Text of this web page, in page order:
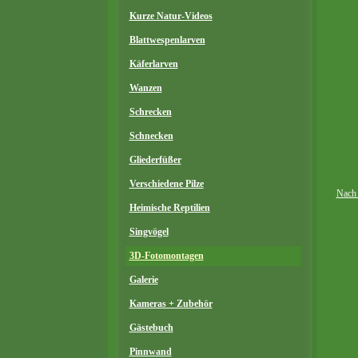
Kurze Natur-Videos
Blattwespenlarven
Käferlarven
Wanzen
Schrecken
Schnecken
Gliederfüßer
Verschiedene Pilze
Heimische Reptilien
Singvögel
3D-Fotomontagen
Galerie
Kameras + Zubehör
Gästebuch
Pinnwand
Nach